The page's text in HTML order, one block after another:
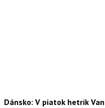
Dánsko: V piatok hetrik